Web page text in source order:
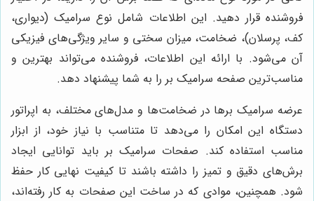
فروشنده قرار دهید. این اطلاعات شامل نوع سرامیک (دیواری،
کف، پرسلان)، ضخامت، میزان سختی و سایر ویژگی‌های فیزیکی
آن می‌شود. با ارائه این اطلاعات، فروشنده می‌تواند بهترین و
مناسب‌ترین صفحه سرامیک بر را به شما پیشنهاد دهد.
عرضه سرامیک برها در ضخامت‌ها و مدل‌های مختلف، به اپراتور
دستگاه این امکان را می‌دهد تا متناسب با نیاز خود، از ابزار
مناسب استفاده کند. صفحات سرامیک بر باید توانایی ایجاد
برش‌های دقیق و تمیز را داشته باشند تا کیفیت نهایی کار حفظ
شود. همچنین، موادی که در ساخت این صفحات به کار رفته‌اند،